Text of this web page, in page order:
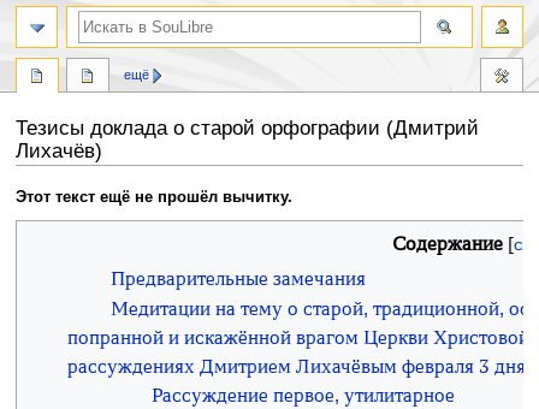
Тезисы доклада о старой орфографии (Дмитрий
Лихачёв)
Перейти
к
Перейти
к
Этот текст ещё не прошёл вычитку.
Содержание
Предварительные замечания
Медитации на тему о старой, традиционной,
попранной и искажённой врагом Церкви Христовой
рассуждениях Дмитрием Лихачёвым февраля 3 дня
Рассуждение первое, утилитарное
ещё